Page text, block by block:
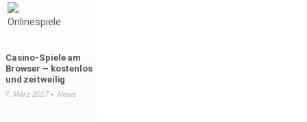
Casino-Spiele am
Browser – kostenlos
und zeitweilig
7. März 2017 • News